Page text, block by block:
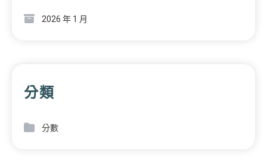
2026 年 1 月
分類
分數